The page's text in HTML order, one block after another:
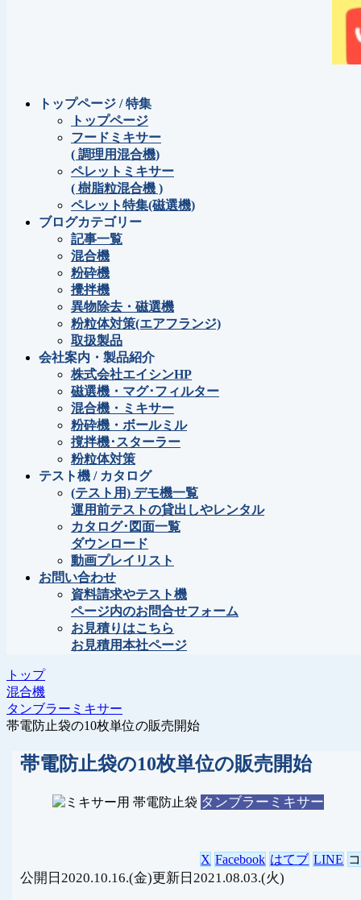
トップページ / 特集
トップページ
フードミキサー
( 調理用混合機)
ペレットミキサー
( 樹脂粒混合機 )
ペレット特集(磁選機)
ブログカテゴリー
記事一覧
混合機
粉砕機
攪拌機
異物除去・磁選機
粉粒体対策(エアフランジ)
取扱製品
会社案内・製品紹介
株式会社エイシンHP
磁選機・マグ･フィルター
混合機・ミキサー
粉砕機・ボールミル
撹拌機･スターラー
粉粒体対策
テスト機 / カタログ
(テスト用) デモ機一覧
運用前テストの貸出しやレンタル
カタログ･図面一覧
ダウンロード
動画プレイリスト
お問い合わせ
資料請求やテスト機
ページ内のお問合せフォーム
お見積りはこちら
お見積用本社ページ
トップ
混合機
タンブラーミキサー
帯電防止袋の10枚単位の販売開始
帯電防止袋の10枚単位の販売開始
タンブラーミキサー
X Facebook はてブ LINE
2020.10.16.(金) 2021.08.03.(火)